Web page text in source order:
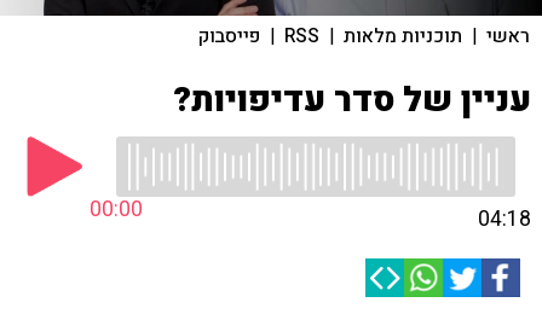
ראשי | תוכניות מלאות |
RSS
| פייסבוק
עניין של סדר עדיפויות?
00:00 04:18